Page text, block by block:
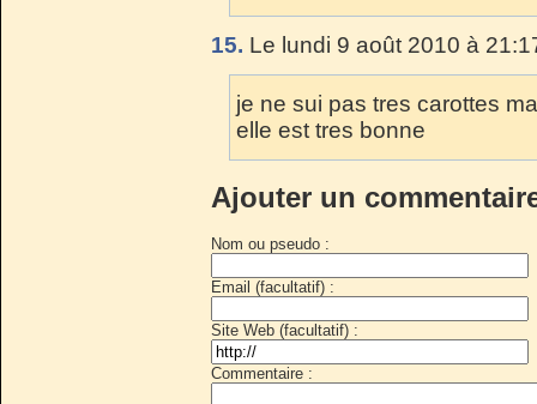
15. Le lundi 9 août 2010 à
je ne sui pas tres carottes
elle est tres bonne
Ajouter un
Nom ou pseudo :
Email (facultatif) :
Site Web (facultatif) :
Commentaire :